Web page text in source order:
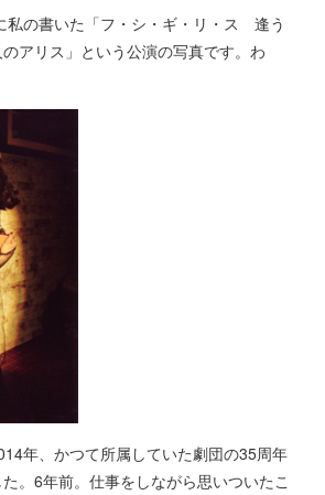
私の書いた「フ・シ・ギ・リ・ス 逢う
アリス」という公演の写真です。わ
年、かつて所属していた劇団の35周年
。6年前。仕事をしながら思いついたこ